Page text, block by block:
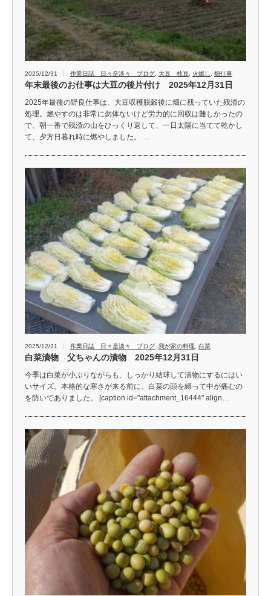
2025/12/31 作業日誌 日々是淡々 ブログ 大豆 枝豆 火燃し 畑仕事
年末最後のお仕事は大豆の後片付け 2025年12月31日
2025年最後の野良仕事は、大豆収穫脱穀後に畑に残っていた残渣の
処理。燃やすのは非常に勿体ないけど労力的に回収は難しかったの
で、朝一番で残渣の山をひっくり返して、一日太陽に当てて乾かし
て、夕方日暮れ時に燃やしました。 …
2025/12/31 作業日誌 日々是淡々 ブログ 我が家の料理 白菜
白菜漬物 父ちゃんの漬物 2025年12月31日
今季は白菜が小ぶりながらも、しっかり結球して漬物にするにはい
いサイズ。本格的な寒さが来る前に、白菜の頭を縛って中が痛むの
を防いでありました。 [caption id="attachment_16444" align…